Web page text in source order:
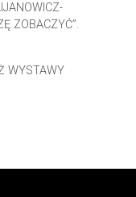
ZOBACZYĆ”.
WYSTAWY